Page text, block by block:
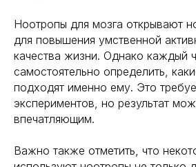
Ноотропы для мозга открывают
для повышения умственной
качества жизни. Однако каждый
самостоятельно определить,
подходят именно ему. Это
экспериментов, но результат
впечатляющим.
Важно также отметить, что
Главная Longevity
Гормоны
Генная инженерия
Биохакинг
Трансгуманизм
Внутренняя
Экологичность
Навигация Полезная
О компании
Уникальность
Исследования
9772524455@mail.ru